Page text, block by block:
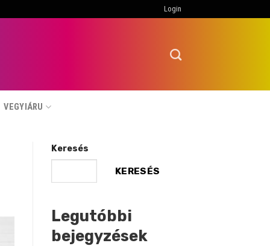
Login
VEGYIÁRU
Keresés
KERESÉS
Legutóbbi
bejegyzések